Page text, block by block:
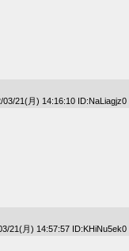
03/21(月) 14:16:10 ID:NaLiagjz0
21(月) 14:57:57 ID:KHiNu5ek0